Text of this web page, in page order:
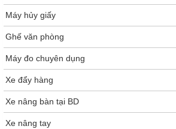
Máy hủy giấy
Ghế văn phòng
Máy đo chuyên dụng
Xe đẩy hàng
Xe nâng bàn tại BD
Xe nâng tay